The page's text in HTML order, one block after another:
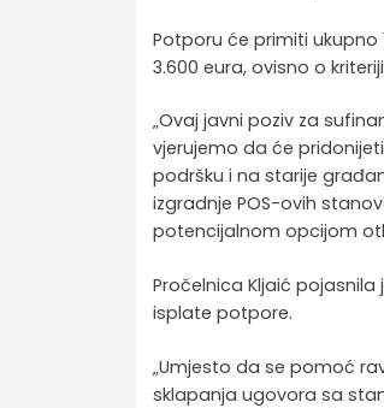
Potporu će primiti ukupno
3.600 eura, ovisno o
„Ovaj javni poziv za
vjerujemo da će
podršku i na starije
izgradnje POS-ovih
potencijalnom opcijom
Pročelnica Kljaić
isplate potpore.
„Umjesto da se pomoć
sklapanja ugovora sa